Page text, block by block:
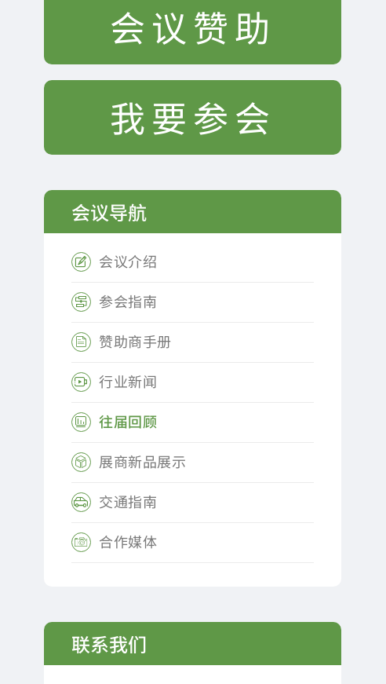
会议赞助
我要参会
会议导航
 会议介绍
 参会指南
 赞助商手册
 行业新闻
 往届回顾
 展商新品展示
 交通指南
 合作媒体
联系我们